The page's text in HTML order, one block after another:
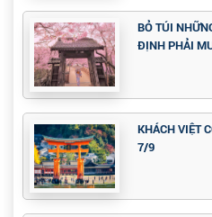
BỎ TÚI
ĐỊNH PHẢI
KHÁCH VIỆT
7/9